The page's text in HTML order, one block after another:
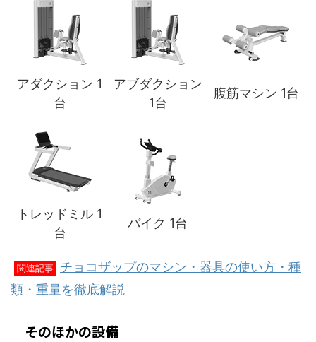
アダクション 1
台
アブダクション
1台
腹筋マシン 1台
トレッドミル 1
台
バイク 1台
関連記事
チョコザップのマシン・器具の使い方・種
類・重量を徹底解説
そのほかの設備